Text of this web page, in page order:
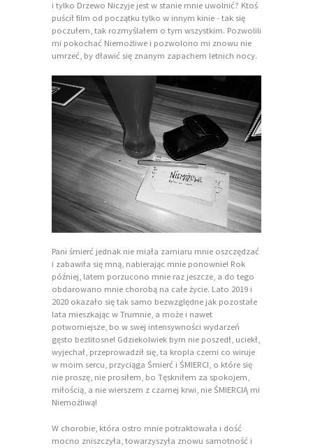
i tylko Drzewo Niczyje jest w stanie mnie uwolnić? Ktoś
puścił film od początku tylko w innym kinie - tak się
poczułem, tak rozmyślałem o tym wszystkim. Pozwolili
mi pokochać Niemożliwe i pozwolono mi znowu nie
umrzeć, by dławić się znanym zapachem letnich nocy.
Pani śmierć jednak nie miała zamiaru mnie oszczędzać
i zabawiła się mną, nabierając mnie ponownie! Rok
później, latem porzucono mnie raz jeszcze, a do tego
obdarowano mnie chorobą na całe życie. Lato 2019 i
2020 okazało się tak samo bezwzględne jak pozostałe
lata mieszkając w Trumnie, a może i nawet
potworniejsze, bo w swej intensywności wydarzeń
gęsto bezlitosne! Gdziekolwiek bym nie poszedł, uciekł,
wyjechał, przeprowadził się, ta kropla czerni co wiruje
w moim sercu, przyciąga Śmierć i ŚMIERCI, o które się
nie proszę, nie prosiłem, bo Tęskniłem za spokojem,
miłością, a nie wierszem z czarnej krwi, nie ŚMIERCIĄ mi
Niemożliwą!
W chorobie, która ostro mnie potraktowała i dość
mocno zniszczyła, towarzyszyła znowu samotność i